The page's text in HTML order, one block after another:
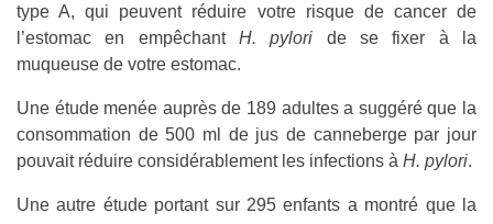
type A, qui peuvent réduire votre risque de cancer de
l’estomac en empêchant H. pylori de se fixer à la
muqueuse de votre estomac.
Une étude menée auprès de 189 adultes a suggéré que la
consommation de 500 ml de jus de canneberge par jour
pouvait réduire considérablement les infections à H. pylori.
Une autre étude portant sur 295 enfants a montré que la